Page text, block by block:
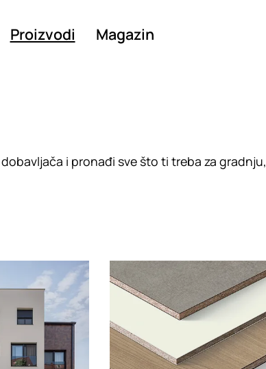
Proizvodi Magazin
i pronađi sve što ti treba za gradnju,
Loading